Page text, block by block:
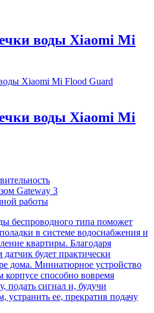
воды Xiaomi Mi
воды Xiaomi Mi
Gateway 3
работы
беспроводного типа поможет
в системе водоснабжения и
квартиры. Благодаря
будет практически
дома. Миниатюрное устройство
способно вовремя
подать сигнал и, будучи
устранить ее, прекратив подачу